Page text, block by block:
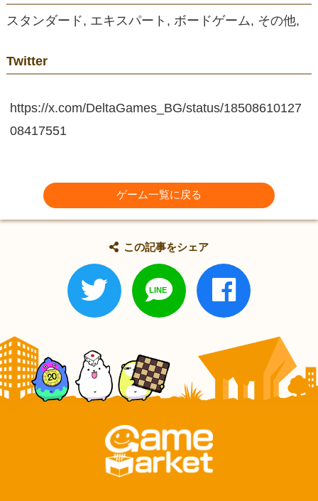
スタンダード, エキスパート, ボードゲーム, その他,
Twitter
https://x.com/DeltaGames_BG/status/18508610127
08417551
ゲーム一覧に戻る
この記事をシェア